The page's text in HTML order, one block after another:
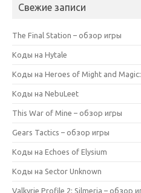
Свежие записи
The Final Station – обзор игры
Коды на Hytale
Коды на Heroes of Might and
Коды на NebuLeet
This War of Mine – обзор игры
Gears Tactics – обзор игры
Коды на Echoes of Elysium
Коды на Sector Unknown
Valkyrie Profile 2: Silmeria – обзор